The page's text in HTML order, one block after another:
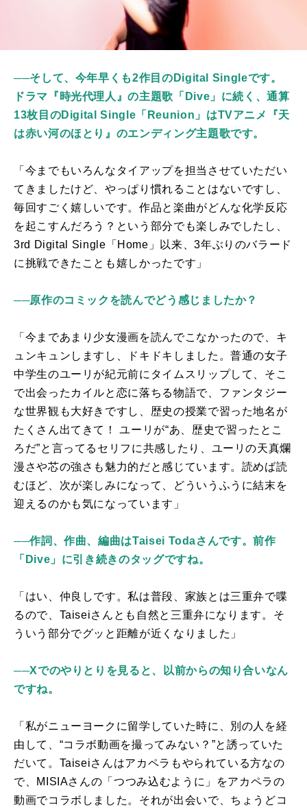
──そして、今年早くも2作目のDigital Singleです。
ドラマ『時光代理人』の主題歌「Dive」に続く、通算
13枚目のDigital Single「Reunion」はTVアニメ『天
は赤い河のほとり』のエンディング主題歌です。
「今までもいろんなタイアップを担当させていただい
てきましたけど、やっぱり慣れることはないですし、
毎回すごく嬉しいです。作品と楽曲がどんな化学反応
を起こすんだろう？という部分でも楽しみでしたし、
3rd Digital Single 「 Home 」以来、3年ぶりのバラード
に挑戦できたことも嬉しかったです」
──原作のコミックを読んでどう感じましたか？
「今まであまり少女漫画を読んでこなかったので、キ
ュンキュンしますし、ドキドキしました。普通の女子
中学生のユーリが紀元前にタイムスリップして、そこ
で出会ったカイルと恋に落ちる物語で、ファンタジー
な世界観も大好きですし、歴史の授業で習った地名が
たくさん出てきて！ ユーリが“あ、歴史で習ったとこ
ろだ”と言ってるセリフに共感したり、ユーリの天真爛
漫さや芯の強さも魅力的だと感じています。読めば読
むほど、次が楽しみになって、どういうふうに結末を
迎えるのかも気になっています」
──作詞、作曲、編曲はTaisei Todaさんです。前作
「Dive」に引き続きのタッグですね。
「はい、仲良しです。私は普段、家族とは三重弁で喋
るので、 Taiseiさんとも自然と三重弁になります。そ
ういう部分でグッと距離が近くなりました」
──Xでのやりとりを見ると、以前からの知り合いなん
ですね。
「私がニューヨークに留学していた時に、別の人を経
由して、“コラボ動画を撮ってみない？”と誘っていた
だいて。 Taiseiさんはアカペラもやられている方なの
で、
MISIAさんの「つつみ込むように」をアカペラの
動画でコラボしました。それが出会いで、ちょうどコ